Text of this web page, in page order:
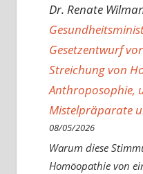
Dr. Renate
Gesetzentwurf
Streichung von
Anthroposophie,
Mistelpräparate
08/05/2026
Warum diese
Homöopathie von